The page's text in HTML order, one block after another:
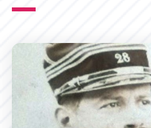
Christian Casimir Napoléon Roumens